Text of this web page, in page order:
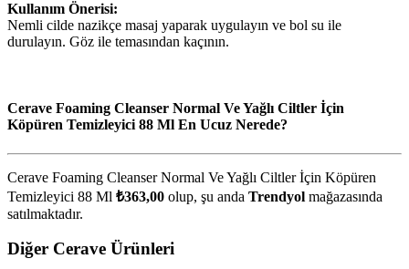
Kullanım Önerisi:
Nemli cilde nazikçe masaj yaparak uygulayın ve bol su ile
durulayın. Göz ile temasından kaçının.
Cerave Foaming Cleanser Normal Ve Yağlı Ciltler İçin
Köpüren Temizleyici 88 Ml En Ucuz Nerede?
Cerave Foaming Cleanser Normal Ve Yağlı Ciltler İçin Köpüren
Temizleyici 88 Ml ₺363,00 olup, şu anda Trendyol mağazasında
satılmaktadır.
Diğer Cerave Ürünleri